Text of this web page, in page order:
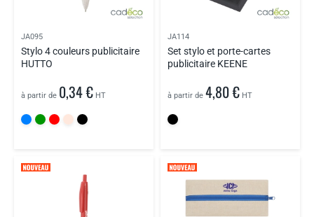
JA095
Stylo 4 couleurs publicitaire
HUTTO
à partir de 0,34 € HT
JA114
Set stylo et porte-cartes
publicitaire KEENE
à partir de 4,80 € HT